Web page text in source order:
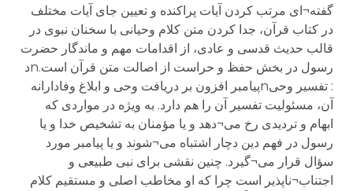
گفته¬ای مرتب کردن آیات پراکنده و تعیین جای آیات مختلف
در کتاب قرآن، جدا کردن متن کلام وحیانی با سخنان نبوی در
قالب حدیث قدسی و عادی، از اقدامات مهم و ماندگار حضرت
رسول در بخش حفظ و حراست از اصالت متن قرآن است.nد
: تفسیر وحیnپیامبر افزون بر دریافت وحی و ابلاغ وفادارانه
آن، مسئولیت تفسیر آن را هم دارد. به ویژه در مواردی که
ابهام و تردیدی رخ می¬دهد و یا مؤمنان به تشخیص خدا و یا
رسول در فهم دین دچار اشتباه می¬شوند و یا پیامبر مورد
سؤال قرار می¬گیرد. چنین نقشی برای نبی طبیعی و
اجتناب¬ناپذیر است چرا که او مخاطب اصلی و مستقیم کلام